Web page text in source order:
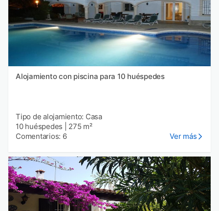
Alojamiento con piscina para 10 huéspedes
Tipo de alojamiento: Casa
10 huéspedes
275 m²
Comentarios: 6
Ver más